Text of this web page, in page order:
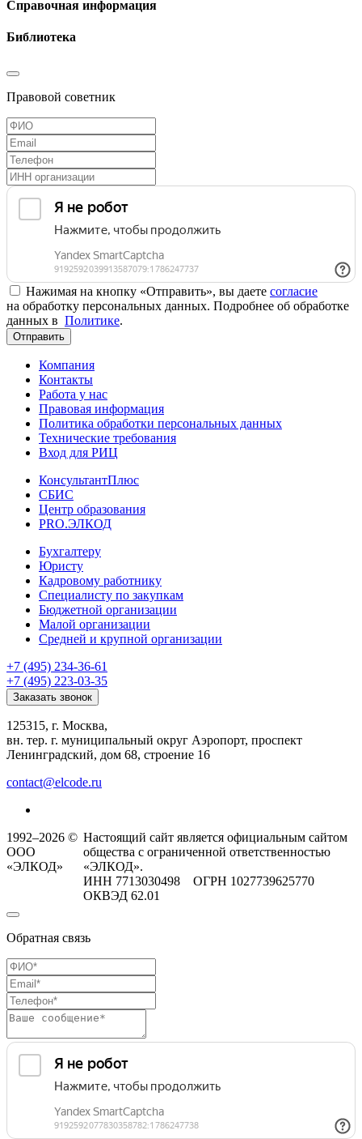
Справочная информация
Библиотека
Правовой советник
Нажимая на кнопку «Отправить», вы даете согласие
на обработку персональных данных. Подробнее об обработке
данных в Политике.
Отправить
Компания
Контакты
Работа у нас
Правовая информация
Политика обработки персональных данных
Технические требования
Вход для РИЦ
КонсультантПлюс
СБИС
Центр образования
PRO.ЭЛКОД
Бухгалтеру
Юристу
Кадровому работнику
Специалисту по закупкам
Бюджетной организации
Малой организации
Средней и крупной организации
+7 (495) 234-36-61
+7 (495) 223-03-35
Заказать звонок
125315, г. Москва,
вн. тер. г. муниципальный округ Аэропорт, проспект
Ленинградский, дом 68, строение 16
contact@elcode.ru
1992–2026 ©
ООО
«ЭЛКОД»
Настоящий сайт является официальным сайтом
общества с ограниченной ответственностью
«ЭЛКОД».
ИНН 7713030498 ОГРН 1027739625770
ОКВЭД 62.01
Обратная связь